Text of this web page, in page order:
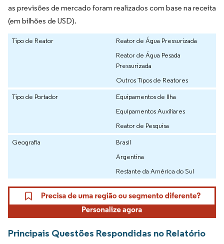
as previsões de mercado foram realizados com base na receita
(em bilhões de USD).
Tipo de Reator
Reator de Água Pressurizada
Reator de Água Pesada
Pressurizada
Outros Tipos de Reatores
Tipo de Portador
Equipamentos de Ilha
Equipamentos Auxiliares
Reator de Pesquisa
Geografia
Brasil
Argentina
Restante da América do Sul
Principais Questões Respondidas no Relatório